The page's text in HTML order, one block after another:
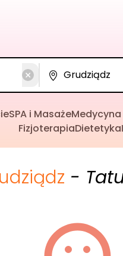
SPA i Masaże
FizjoterapiaDietetyka
-